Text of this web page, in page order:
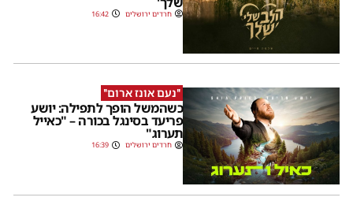
חרדים ירושלים 16:42
''נעם אונז ארום''
כשהמשל הופך לתפילה: יושע
פריעד בסינגל בכורה – "כאייל
תערוג"
חרדים ירושלים 16:39